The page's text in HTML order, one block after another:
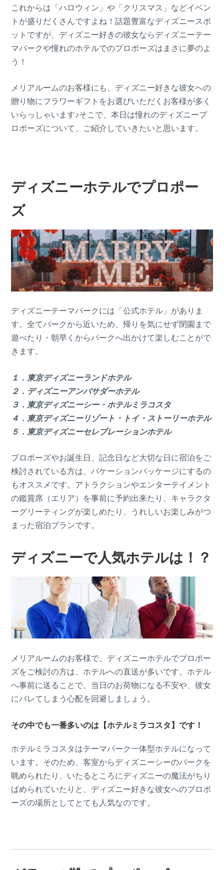
これからは「ハロウィン」や「クリスマス」などイベン
トが盛りだくさんですよね！話題豊富なディズニースポ
ットですが、ディズニー好きの彼女ならディズニーテー
マパークや憧れのホテルでのプロポーズはまさに夢のよ
う！
メリアルームのお客様にも、ディズニー好きな彼女への
贈り物にフラワーギフトをお選びいただくお客様が多く
いらっしゃいます♪そこで、本日は憧れのディズニープ
ロポーズについて、ご紹介していきたいと思います。
ディズニーホテルでプロポー
ズ
ディズニーテーマパークには「公式ホテル」がありま
す。全てパークから近いため、帰りを気にせず閉園まで
遊べたり・朝早くからパークへ出かけて楽しむことがで
きます。
１．東京ディズニーランドホテル
２．ディズニーアンバサダーホテル
３．東京ディズニーシー・ホテルミラコスタ
４．東京ディズニーリゾート・トイ・ストーリーホテル
５．東京ディズニーセレブレーションホテル
プロポーズやお誕生日、記念日など大切な日に宿泊をご
検討されている方は、バケーションパッケージにするの
もオススメです。アトラクションやエンターテイメント
の鑑賞席（エリア）を事前に予約出来たり、キャラクタ
ーグリーティングが楽しめたり、うれしいお楽しみがつ
まった宿泊プランです。
ディズニーで人気ホテルは！？
メリアルームのお客様で、ディズニーホテルでプロポー
ズをご検討の方は、ホテルへの直送が多いです。ホテル
へ事前に送ることで、当日のお荷物になる不安や、彼女
にバレてしまう心配を回避しましょう。
その中でも一番多いのは 【ホテルミラコスタ】です！
ホテルミラコスタはテーマパーク一体型ホテルになって
います。そのため、客室からディズニーシーのパークを
眺められたり、いたるところにディズニーの魔法がちり
ばめられていたりと、ディズニー好きな彼女へのプロポ
ーズの場所としてとても人気なのです。